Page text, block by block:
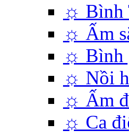
☼ Bình
☼ Ấm
☼ Bình
☼ Nồi
☼ Ấm
☼ Ca